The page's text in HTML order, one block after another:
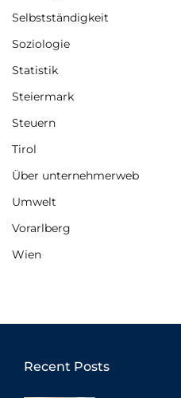
Selbstständigkeit
Soziologie
Statistik
Steiermark
Steuern
Tirol
Über unternehmerweb
Umwelt
Vorarlberg
Wien
Recent Posts